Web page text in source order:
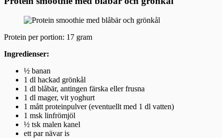
Protein per portion: 17 gram
Ingredienser:
½ banan
1 dl hackad grönkål
1 dl blåbär, antingen färska eller frusna
1 dl mager, vit yoghurt
1 mått proteinpulver (eventuellt med 1 dl vatten)
1 msk linfrömjöl
½ tsk malen kanel
ett par nävar is